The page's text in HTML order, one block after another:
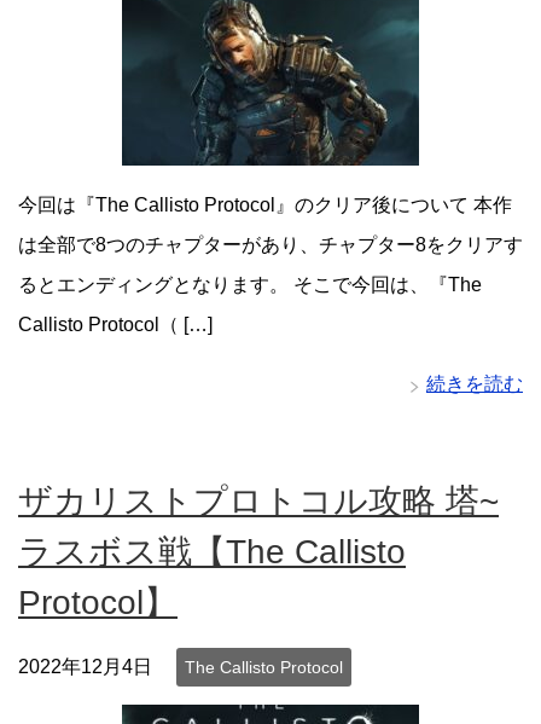
今回は『The Callisto Protocol』のクリア後について 本作
は全部で8つのチャプターがあり、チャプター8をクリアす
るとエンディングとなります。 そこで今回は、『The
Callisto Protocol（ […]
続きを読む
ザカリストプロトコル攻略 塔~
ラスボス戦【The Callisto
Protocol】
2022年12月4日 The Callisto Protocol